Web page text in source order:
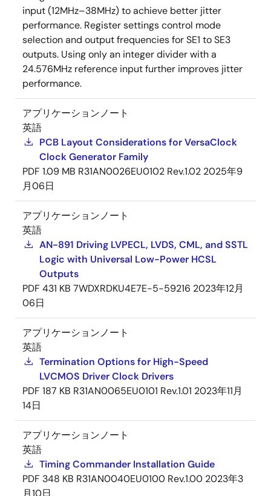
input (12MHz–38MHz) to achieve better jitter
performance. Register settings control mode
selection and output frequencies for SE1 to SE3
outputs. Using only an integer divider with a
24.576MHz reference input further improves jitter
performance.
アプリケーションノート
英語
PCB Layout Considerations for VersaClock
Clock Generator Family
PDF 1.09 MB R31AN0026EU0102 Rev.1.02 2025年9
月06日
アプリケーションノート
英語
AN-891 Driving LVPECL, LVDS, CML, and SSTL
Logic with Universal Low-Power HCSL
Outputs
PDF 431 KB 7WDXRDKU4E7E-5-59216 2023年12月
06日
アプリケーションノート
英語
Termination Options for High-Speed
LVCMOS Driver Clock Drivers
PDF 187 KB R31AN0065EU0101 Rev.1.01 2023年11月
14日
アプリケーションノート
英語
Timing Commander Installation Guide
PDF 348 KB R31AN0040EU0100 Rev.1.00 2023年3